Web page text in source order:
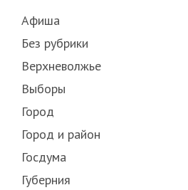
Афиша
Без рубрики
Верхневолжье
Выборы
Город
Город и район
Госдума
Губерния